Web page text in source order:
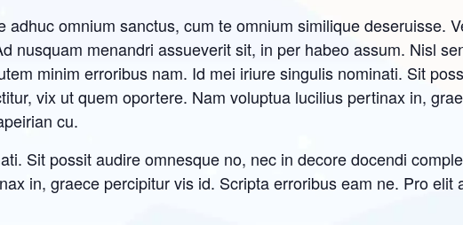
adhuc omnium sanctus, cum te omnium similique deseruisse.
nusquam menandri assueverit sit, in per habeo assum. Nisl
minim erroribus nam. Id mei iriure singulis nominati. Sit
vix ut quem oportere. Nam voluptua lucilius pertinax in,
cu.
Sit possit audire omnesque no, nec in decore docendi
in, graece percipitur vis id. Scripta erroribus eam ne. Pro elit